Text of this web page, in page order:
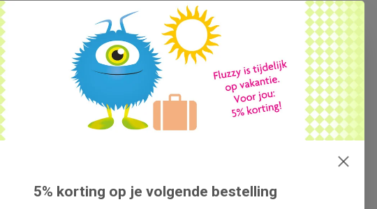
5% korting op je volgende bestelling